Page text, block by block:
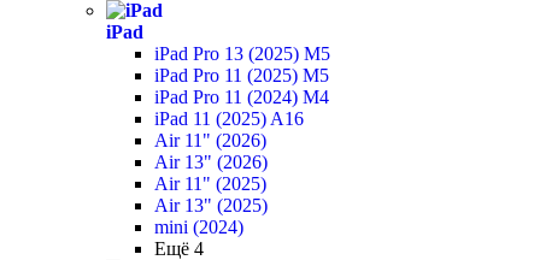
iPad
iPad Pro 13 (2025) M5
iPad Pro 11 (2025) M5
iPad Pro 11 (2024) M4
iPad 11 (2025) A16
Air 11" (2026)
Air 13" (2026)
Air 11" (2025)
Air 13" (2025)
mini (2024)
Ещё 4